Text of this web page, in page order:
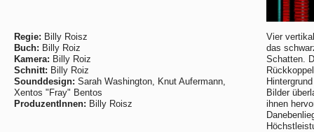
Regie: Billy Roisz
Buch: Billy Roiz
Kamera: Billy Roiz
Schnitt: Billy Roiz
Sounddesign: Sarah Washington, Knut Aufermann,
Xentos "Fray" Bentos
ProduzentInnen: Billy Roisz
Vier
das
Schatten.
Bilder
ihnen